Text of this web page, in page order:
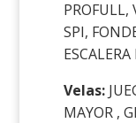
PROFULL,
SPI,
Velas:
MAYOR ,